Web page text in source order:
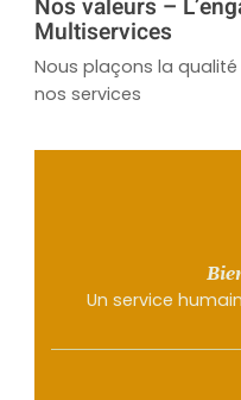
Nos valeurs –
Multiservices
Nous plaçons la
nos services
Un service